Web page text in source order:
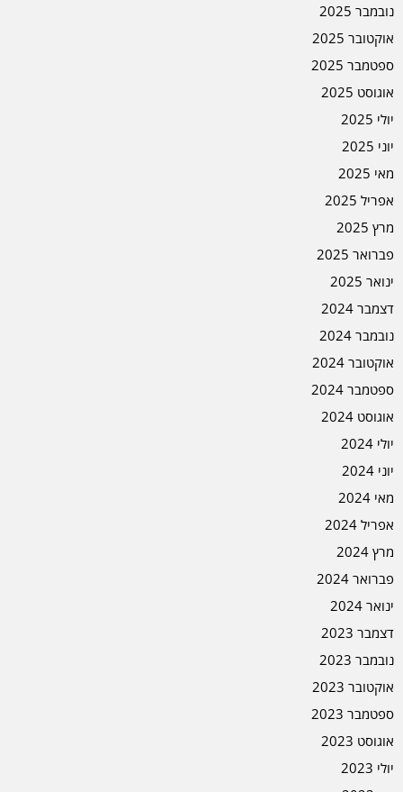
נובמבר 2025
אוקטובר 2025
ספטמבר 2025
אוגוסט 2025
יולי 2025
יוני 2025
מאי 2025
אפריל 2025
מרץ 2025
פברואר 2025
ינואר 2025
דצמבר 2024
נובמבר 2024
אוקטובר 2024
ספטמבר 2024
אוגוסט 2024
יולי 2024
יוני 2024
מאי 2024
אפריל 2024
מרץ 2024
פברואר 2024
ינואר 2024
דצמבר 2023
נובמבר 2023
אוקטובר 2023
ספטמבר 2023
אוגוסט 2023
יולי 2023